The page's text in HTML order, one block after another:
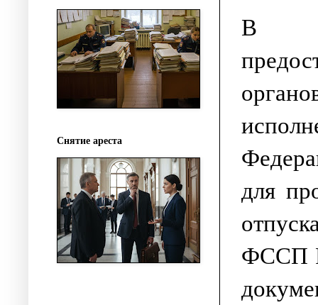
В
для
ФССП
Снятие ареста